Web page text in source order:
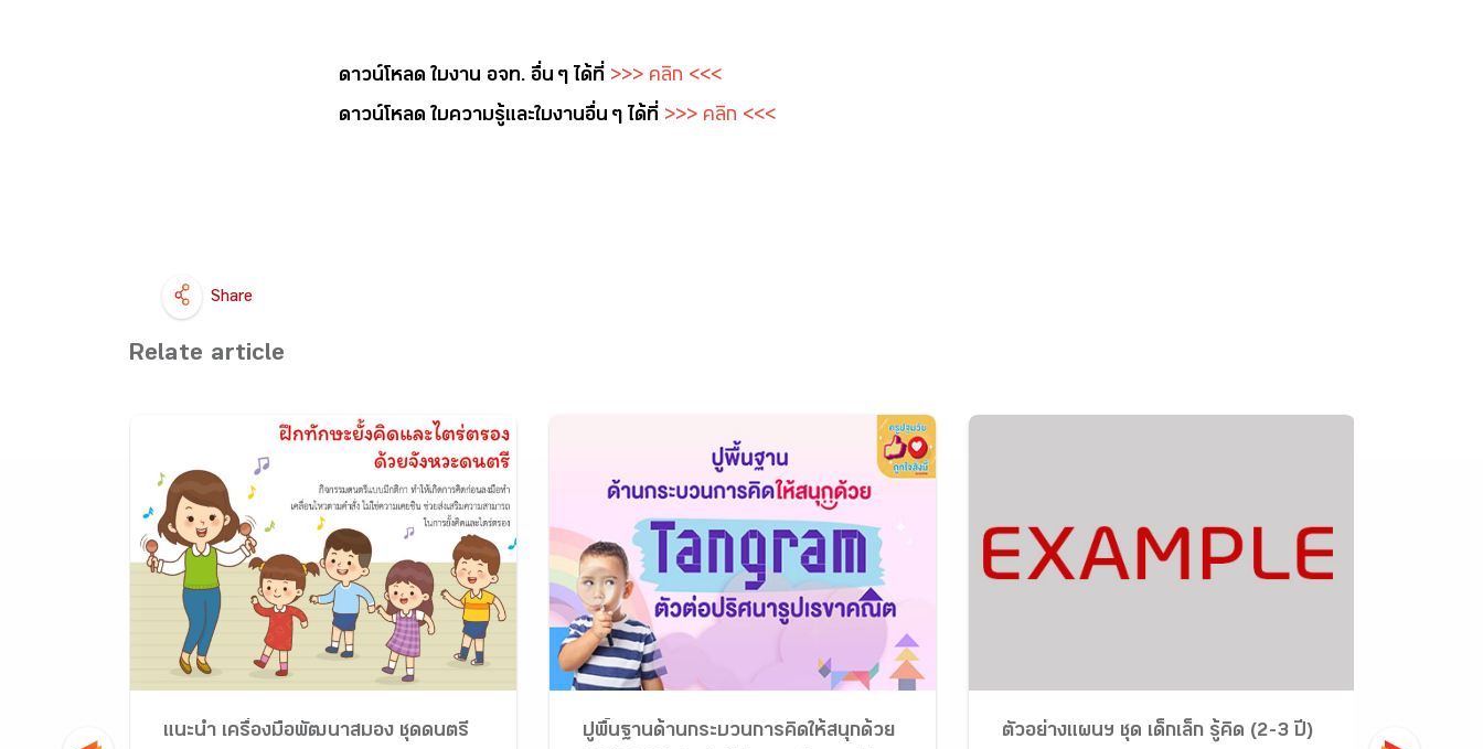
ดาวน์โหลด ใบงาน อจท. อื่น ๆ ได้ที่ >>> คลิก <<<
ดาวน์โหลด ใบความรู้และใบงาน อื่น ๆ ได้ที่ >>> คลิก <<<
Share
Relate article
แนะนำ เครื่องมือพัฒนาสมอง ชุดดนตรี
ปูพื้นฐานด้านกระบวนการคิดให้สนุกด้วย
ตัวอย่างแผนฯ ชุด เด็กเล็ก รู้คิด (2-3 ปี)